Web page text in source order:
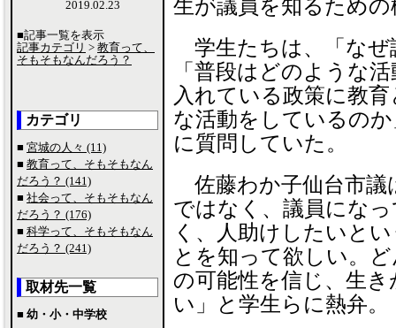
生が議員を知るため
学生たちは、「なぜ
「普段はどのような
入れている政策に教
な活動をしているの
に質問していた。
佐藤わか子仙台市議
ではなく、議員にな
く、人助けしたいと
とを知って欲しい。
の可能性を信じ、生
い」と学生らに熱弁。
2019.02.23
■記事一覧を表示
記事カテゴリ > 教育って、
そもそもなんだろう？
カテゴリ
■ 宮城の人々 (11)
■ 教育って、そもそもなん
だろう？ (141)
■ 社会って、そもそもなん
だろう？ (176)
■ 科学って、そもそもなん
だろう？ (241)
取材先一覧
■ 幼・小・中学校